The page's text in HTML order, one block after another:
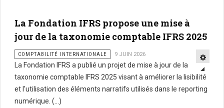
La Fondation IFRS propose une mise à
jour de la taxonomie comptable IFRS 2025
COMPTABILITÉ INTERNATIONALE 9 JUIN 2026
La Fondation IFRS a publié un projet de mise à jour de la
taxonomie comptable IFRS 2025 visant à améliorer la lisibilité
et l'utilisation des éléments narratifs utilisés dans le reporting
numérique. (...)